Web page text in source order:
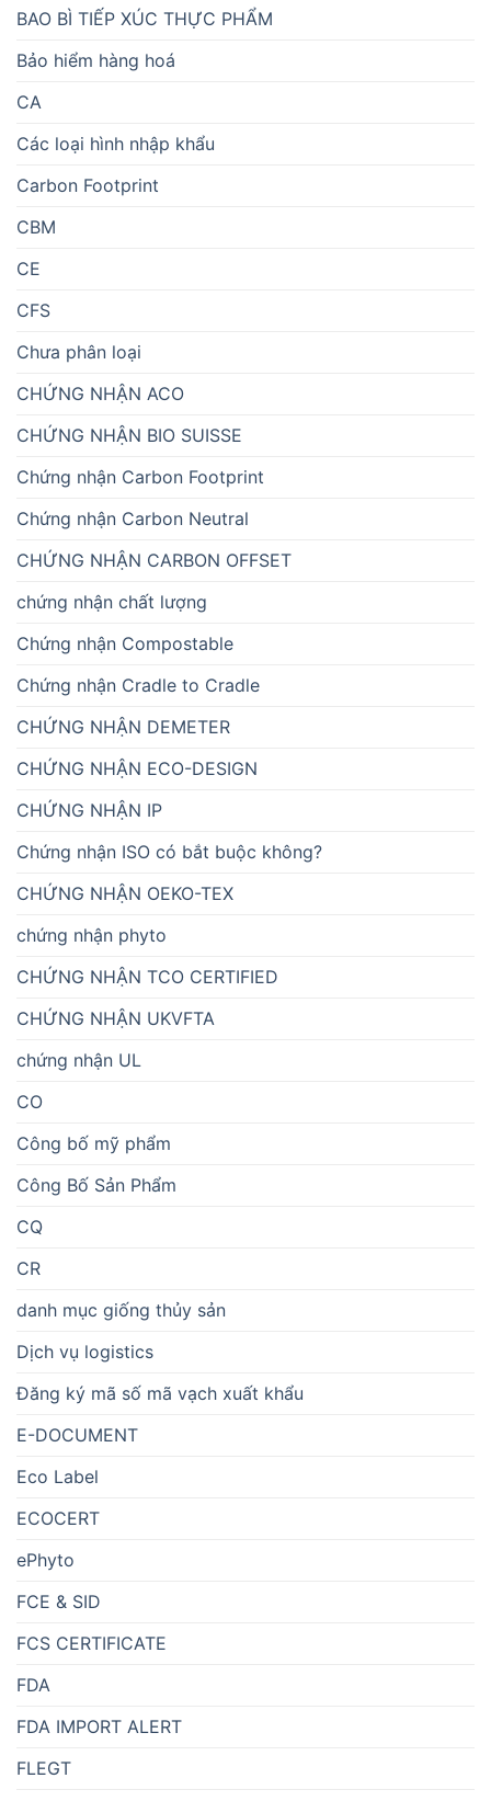
BAO BÌ TIẾP XÚC THỰC PHẨM
Bảo hiểm hàng hoá
CA
Các loại hình nhập khẩu
Carbon Footprint
CBM
CE
CFS
Chưa phân loại
CHỨNG NHẬN ACO
CHỨNG NHẬN BIO SUISSE
Chứng nhận Carbon Footprint
Chứng nhận Carbon Neutral
CHỨNG NHẬN CARBON OFFSET
chứng nhận chất lượng
Chứng nhận Compostable
Chứng nhận Cradle to Cradle
CHỨNG NHẬN DEMETER
CHỨNG NHẬN ECO-DESIGN
CHỨNG NHẬN IP
Chứng nhận ISO có bắt buộc không?
CHỨNG NHẬN OEKO-TEX
chứng nhận phyto
CHỨNG NHẬN TCO CERTIFIED
CHỨNG NHẬN UKVFTA
chứng nhận UL
CO
Công bố mỹ phẩm
Công Bố Sản Phẩm
CQ
CR
danh mục giống thủy sản
Dịch vụ logistics
Đăng ký mã số mã vạch xuất khẩu
E-DOCUMENT
Eco Label
ECOCERT
ePhyto
FCE & SID
FCS CERTIFICATE
FDA
FDA IMPORT ALERT
FLEGT